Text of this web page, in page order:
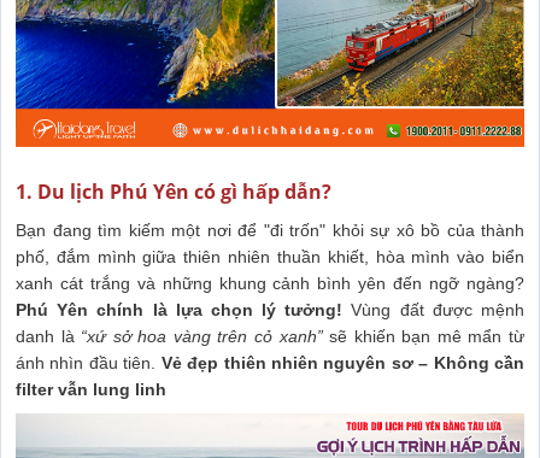
1. Du lịch Phú Yên có gì hấp dẫn?
Bạn đang tìm kiếm một nơi để "đi trốn" khỏi sự xô bồ của thành
phố, đắm mình giữa thiên nhiên thuần khiết, hòa mình vào biển
xanh cát trắng và những khung cảnh bình yên đến ngỡ ngàng?
Phú Yên chính là lựa chọn lý tưởng! Vùng đất được mệnh
danh là “xứ sở hoa vàng trên cỏ xanh”sẽ khiến bạn mê mẩn từ
ánh nhìn đầu tiên. Vẻ đẹp thiên nhiên nguyên sơ – Không cần
filter vẫn lung linh